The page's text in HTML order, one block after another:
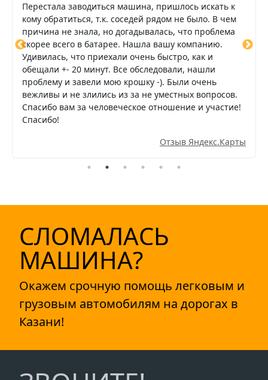
Перестала заводиться машина, пришлось искать к
кому обратиться, т.к. соседей рядом не было. В чем
причина не знала, но догадывалась, что проблема
скорее всего в батарее. Нашла вашу компанию.
Удивилась, что приехали очень быстро, как и
обещали +- 20 минут. Все обследовали, нашли
проблему и завели мою крошку -). Были очень
вежливы и не злились из за не уместных вопросов.
Спасибо вам за человеческое отношение и участие!
Спасибо!
Отзыв Яндекс.Карты
СЛОМАЛАСЬ
МАШИНА?
Окажем срочную помощь легковым и
грузовым автомобилям на дорогах в
Казани!